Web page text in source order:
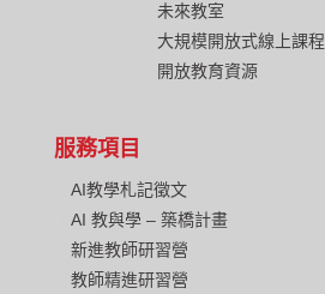
未來教室
大規模開放式線上課程
開放教育資源
服務項目
AI教學札記徵文
AI 教與學 – 築橋計畫
新進教師研習營
教師精進研習營